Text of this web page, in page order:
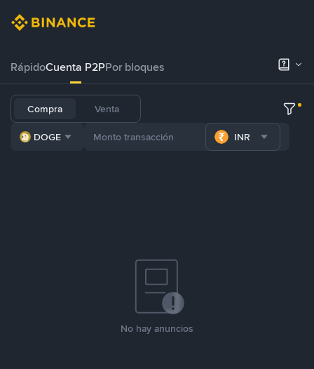
RápidoCuenta P2PPor bloques
Compra Venta
DOGE INR
No hay anuncios